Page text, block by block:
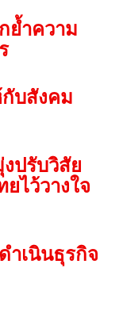
ย้ำความ
บสังคม
ปรับวิสัย
ไว้วางใจ
ำเนินธุรกิจ